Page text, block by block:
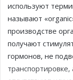
используют
называют
производстве
получают
гормонов, не